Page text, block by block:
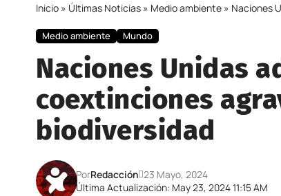
Inicio » Últimas Noticias » Medio ambiente » Naciones
Medio ambiente Mundo
Naciones Unidas
coextinciones
biodiversidad
Última Actualización: May 23, 2024 11:15 AM
PorRedacción 23 Mayo, 2024